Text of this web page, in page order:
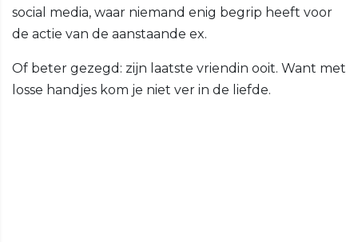
social media, waar niemand enig begrip heeft voor
de actie van de aanstaande ex.
Of beter gezegd: zijn laatste vriendin ooit. Want met
losse handjes kom je niet ver in de liefde.